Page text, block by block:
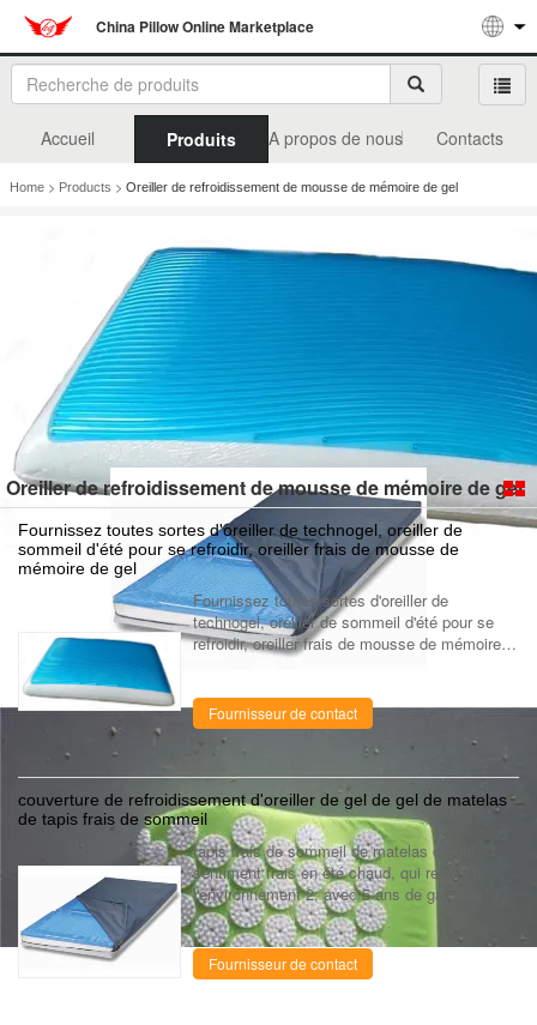
China Pillow Online Marketplace
Accueil Produits A propos de nous Contacts
Home > Products > Oreiller de refroidissement de mousse de mémoire de gel
Oreiller de refroidissement de mousse de mémoire de gel
Fournissez toutes sortes d'oreiller de technogel, oreiller de
sommeil d'été pour se refroidir, oreiller frais de mousse de
mémoire de gel
Fournissez toutes sortes d'oreiller de
technogel, oreiller de sommeil d'été pour se
refroidir, oreiller frais de mousse de mémoire
de gelAvantages :1.More que 10 ans a
Fournisseur de contact
couverture de refroidissement d'oreiller de gel de gel de matelas
de tapis frais de sommeil
tapis frais de sommeil de matelas de gel : 1,
sentiment frais en été chaud, qui respecte
l'environnement 2, avec 5 ans de garantie. 3,
prix inférieur ------------------------------Tapis de
refroidissement sup...
Fournisseur de contact